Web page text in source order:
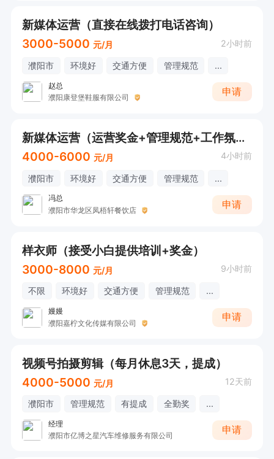
新媒体运营（直接在线拨打电话咨询）
3000-5000 元/月 2小时前
濮阳市 环境好 交通方便 管理规范 ...
赵总
濮阳康登堡鞋服有限公司
申请
新媒体运营（运营奖金+管理规范+工作氛围轻松）
4000-6000 元/月 4小时前
濮阳市 环境好 交通方便 管理规范 ...
冯总
濮阳市华龙区凤梧轩餐饮店
申请
样衣师（接受小白提供培训+奖金）
3000-8000 元/月 9小时前
不限 环境好 交通方便 管理规范 ...
嫚嫚
濮阳嘉柠文化传媒有限公司
申请
视频号拍摄剪辑（每月休息3天，提成）
4000-5000 元/月 12天前
濮阳市 管理规范 有提成 全勤奖 ...
经理
濮阳市亿博之星汽车维修服务有限公司
申请